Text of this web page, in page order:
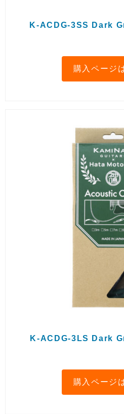
K-ACDG-3SS Dark
購入ページ
K-ACDG-3LS Dark
購入ページ